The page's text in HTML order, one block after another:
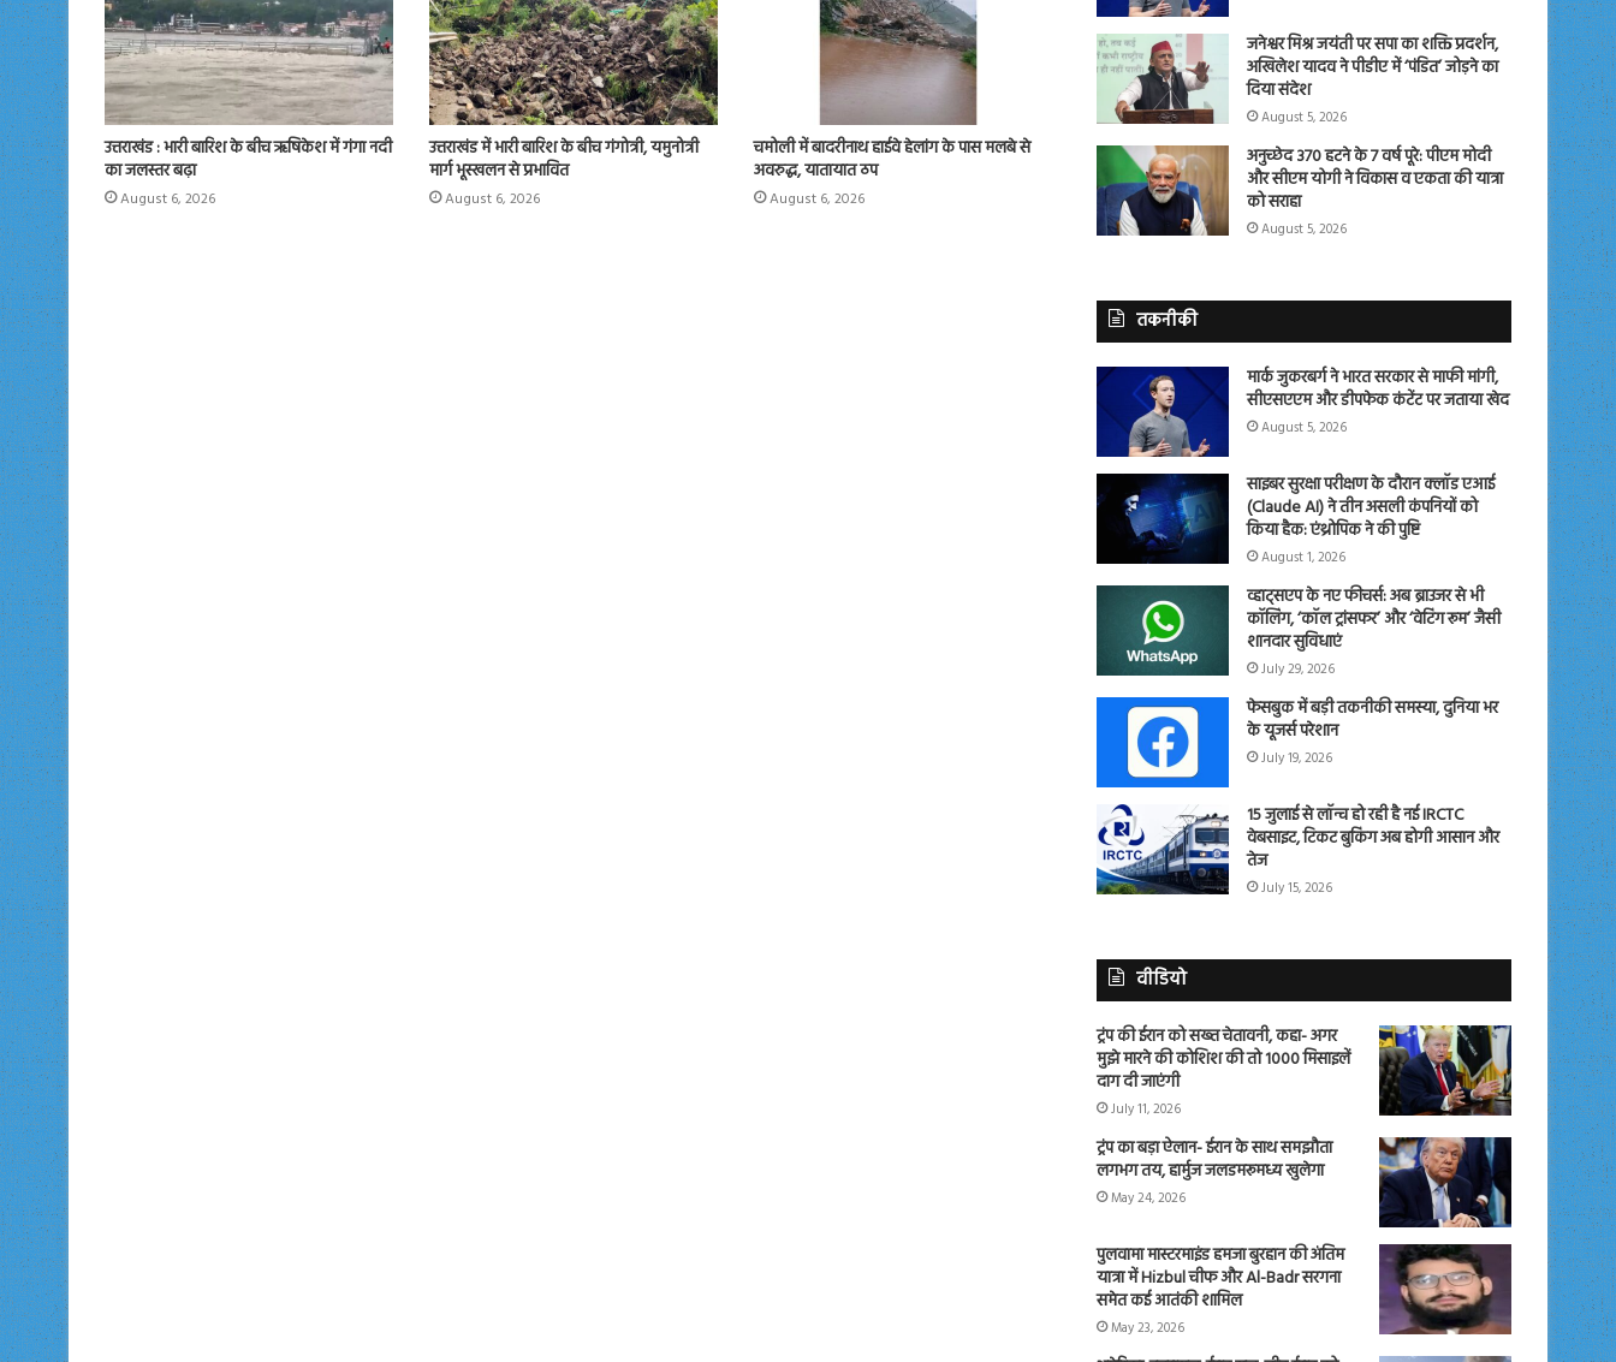
उत्तराखंड : भारी बारिश के बीच ऋषिकेश में गंगा नदी
का जलस्तर बढ़ा
August 6, 2026
उत्तराखंड में भारी बारिश के बीच गंगोत्री, यमुनोत्री
मार्ग भूस्खलन से प्रभावित
August 6, 2026
चमोली में बादरीनाथ हाईवे हेलांग के पास मलबे से
अवरुद्ध, यातायात ठप
August 6, 2026
जनेश्वर मिश्र जयंती पर सपा का शक्ति प्रदर्शन,
अखिलेश यादव ने पीडीए में ‘पंडित’ जोड़ने का
दिया संदेश
August 5, 2026
अनुच्छेद 370 हटने के 7 वर्ष पूरे: पीएम मोदी
और सीएम योगी ने विकास व एकता की यात्रा
को सराहा
August 5, 2026
तकनीकी
मार्क जुकरबर्ग ने भारत सरकार से माफी मांगी,
सीएसएएम और डीपफेक कंटेंट पर जताया खेद
August 5, 2026
साइबर सुरक्षा परीक्षण के दौरान क्लॉड एआई
(Claude AI) ने तीन असली कंपनियों को
किया हैक: एंथ्रोपिक ने की पुष्टि
August 1, 2026
व्हाट्सएप के नए फीचर्स: अब ब्राउजर से भी
कॉलिंग, ‘कॉल ट्रांसफर’ और ‘वेटिंग रूम’ जैसी
शानदार सुविधाएं
July 29, 2026
फेसबुक में बड़ी तकनीकी समस्या, दुनिया भर
के यूजर्स परेशान
July 19, 2026
15 जुलाई से लॉन्च हो रही है नई IRCTC
वेबसाइट, टिकट बुकिंग अब होगी आसान और
तेज
July 15, 2026
वीडियो
ट्रंप की ईरान को सख्त चेतावनी, कहा- अगर
मुझे मारने की कोशिश की तो 1000 मिसाइलें
दाग दी जाएंगी
July 11, 2026
ट्रंप का बड़ा ऐलान- ईरान के साथ समझौता
लगभग तय, हार्मुज जलडमरूमध्य खुलेगा
May 24, 2026
पुलवामा मास्टरमाइंड हमजा बुरहान की अंतिम
यात्रा में Hizbul चीफ और Al-Badr सरगना
समेत कई आतंकी शामिल
May 23, 2026